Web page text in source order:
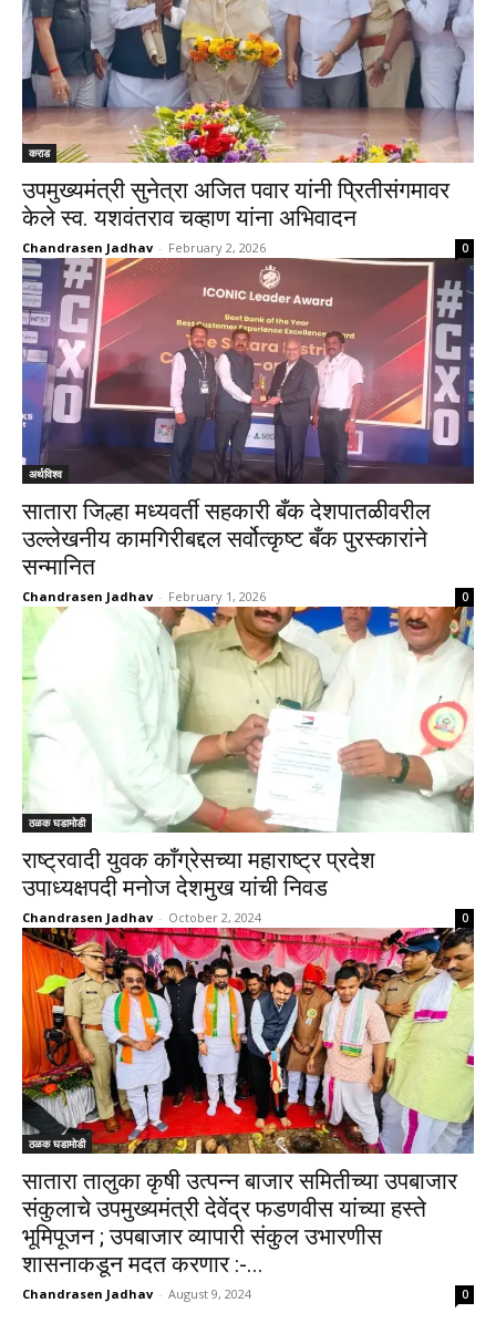
कराड
उपमुख्यमंत्री सुनेत्रा अजित पवार यांनी प्रितीसंगमावर
केले स्व. यशवंतराव चव्हाण यांना अभिवादन
Chandrasen Jadhav - February 2, 2026 0
अर्थविश्व
सातारा जिल्हा मध्यवर्ती सहकारी बँक देशपातळीवरील
उल्लेखनीय कामगिरीबद्दल सर्वोत्कृष्ट बँक पुरस्कारांने
सन्मानित
Chandrasen Jadhav - February 1, 2026 0
ठळक घडामोडी
राष्ट्रवादी युवक काँग्रेसच्या महाराष्ट्र प्रदेश
उपाध्यक्षपदी मनोज देशमुख यांची निवड
Chandrasen Jadhav - October 2, 2024 0
ठळक घडामोडी
सातारा तालुका कृषी उत्पन्न बाजार समितीच्या उपबाजार
संकुलाचे उपमुख्यमंत्री देवेंद्र फडणवीस यांच्या हस्ते
भूमिपूजन ; उपबाजार व्यापारी संकुल उभारणीस
शासनाकडून मदत करणार :-...
Chandrasen Jadhav - August 9, 2024 0